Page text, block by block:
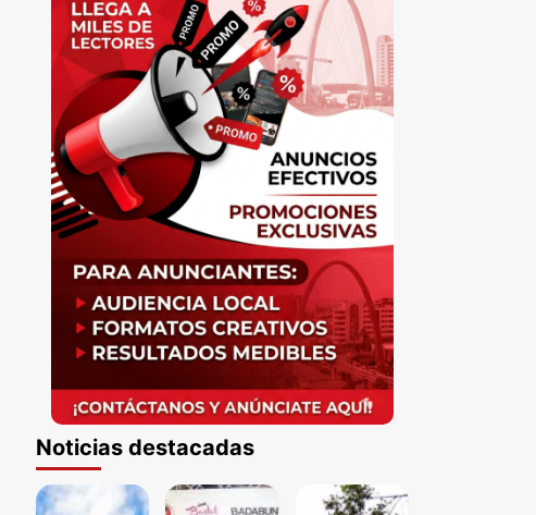
Noticias destacadas